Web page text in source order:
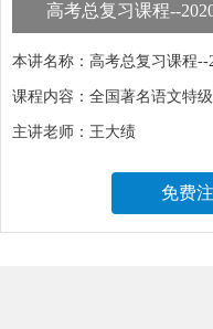
高考总复习课程--
本讲名称： 高考总复习课程--
课程内容：
主讲老师： 王大绩
免费